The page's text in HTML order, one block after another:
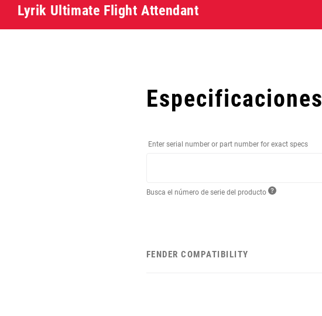
Lyrik Ultimate Flight Attendant
Especificaciones
Enter serial number or part number for exact specs
Busca el número de serie del producto
FENDER COMPATIBILITY